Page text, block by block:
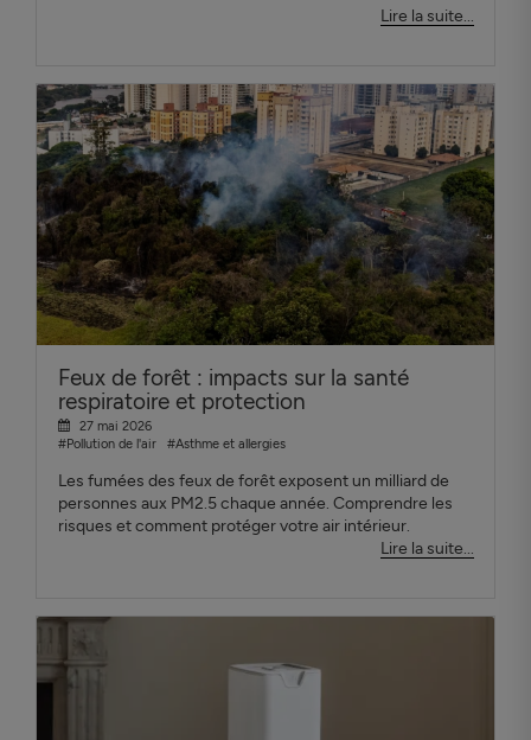
Lire la suite...
Feux de forêt : impacts sur la santé
respiratoire et protection
27 mai 2026
#Pollution de l'air
#Asthme et allergies
Les fumées des feux de forêt exposent un milliard de
personnes aux PM2.5 chaque année. Comprendre les
risques et comment protéger votre air intérieur.
Lire la suite...